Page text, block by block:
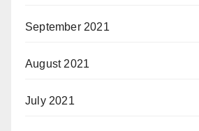
September 2021
August 2021
July 2021